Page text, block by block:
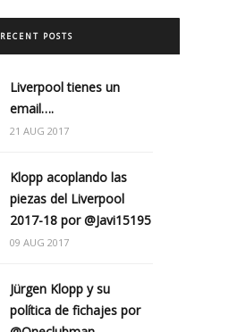
RECENT POSTS
Liverpool tienes un
email….
21 AUG 2017
Klopp acoplando las
piezas del Liverpool
2017-18 por @Javi15195
09 AUG 2017
Jürgen Klopp y su
política de fichajes por